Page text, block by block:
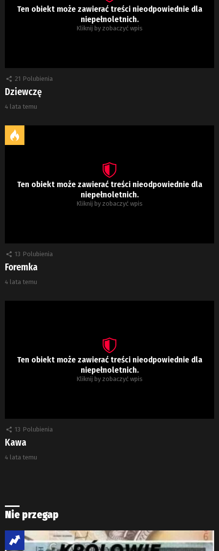
Ten obiekt może zawierać treści nieodpowiednie dla
niepełnoletnich.
Kliknij by zobaczyć wpis
21 Polubienia
Dziewczę
4 lata temu
Ten obiekt może zawierać treści nieodpowiednie dla
niepełnoletnich.
Kliknij by zobaczyć wpis
13 Polubienia
Foremka
4 lata temu
Ten obiekt może zawierać treści nieodpowiednie dla
niepełnoletnich.
Kliknij by zobaczyć wpis
13 Polubienia
Kawa
4 lata temu
Nie przegap